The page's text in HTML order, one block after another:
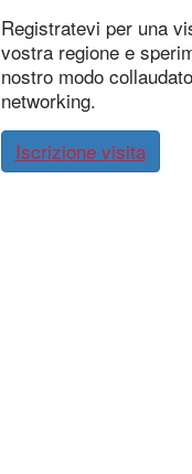
Registratevi per una
vostra regione e
nostro modo
networking.
Iscrizione visita